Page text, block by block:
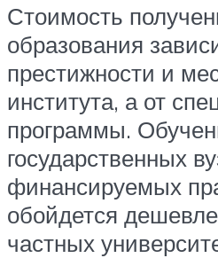
Стоимость
образования
престижности и
института, а от
программы.
государственных
финансируемых
обойдется
частных